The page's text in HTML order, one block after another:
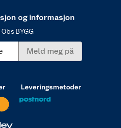
og informasjon
BYGG
Meld meg på
Leveringsmetoder